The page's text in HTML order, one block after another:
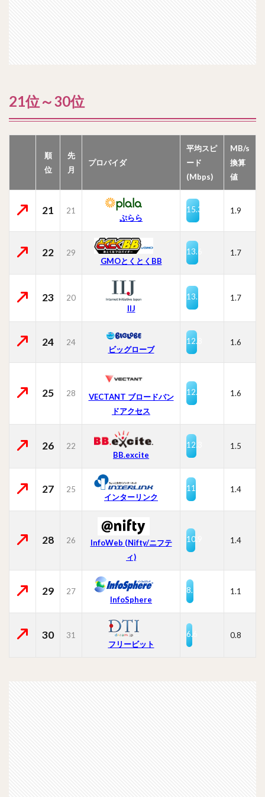
21位～30位
順
位
先
月
プロバイダ
平均スピ
ード
(Mbps)
MB/s
換算
値
21 21
ぷらら
15.3 1.9
22
29
GMOとくとくBB
13.6 1.7
23
20
IIJ
13.5 1.7
24 24
ビッグローブ
12.8 1.6
25 28
VECTANT ブロードバン
ドアクセス
12.7 1.6
26
22
BB.excite
12.3 1.5
27
25
インターリンク
11.3 1.4
28 26
InfoWeb (Nifty/ニフテ
ィ)
10.9 1.4
29
27
InfoSphere
8.7 1.1
30
31
フリービット
6.6 0.8